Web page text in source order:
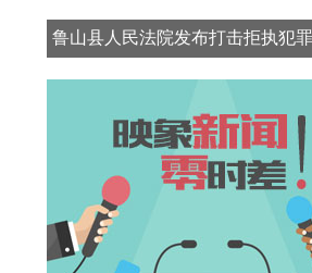
鲁山县人民法院发布打击拒执犯